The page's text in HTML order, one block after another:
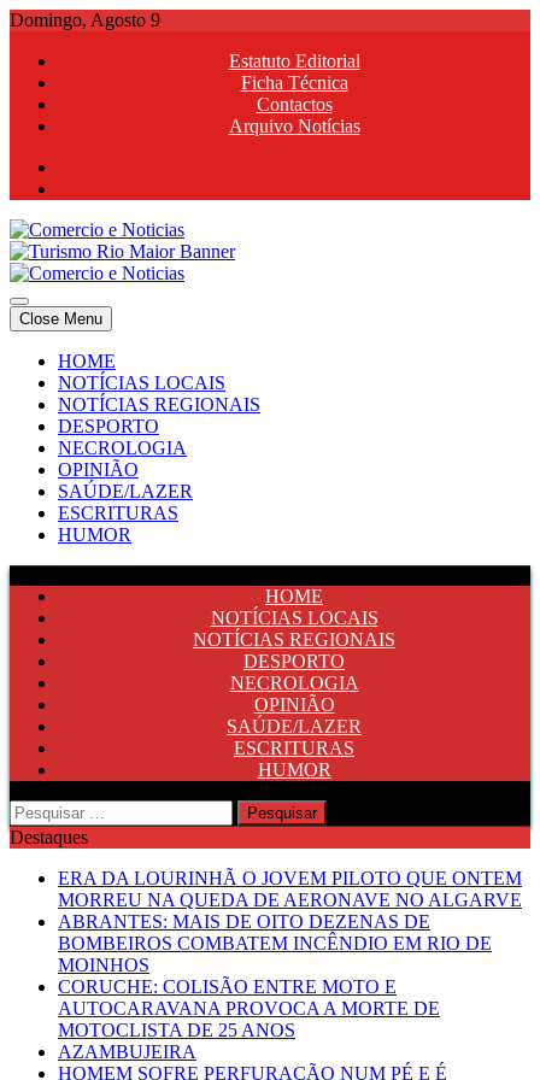
Skip
content
Domingo, Agosto 9
Estatuto Editorial
Ficha Técnica
Contactos
Arquivo Notícias
Comercio e Noticias
Notícias e Publicidade Online
Comercio e Noticias
Notícias e Publicidade Online
Close Menu
HOME
NOTÍCIAS LOCAIS
NOTÍCIAS REGIONAIS
DESPORTO
NECROLOGIA
OPINIÃO
SAÚDE/LAZER
ESCRITURAS
HUMOR
HOME
NOTÍCIAS LOCAIS
NOTÍCIAS REGIONAIS
DESPORTO
NECROLOGIA
OPINIÃO
SAÚDE/LAZER
ESCRITURAS
HUMOR
Pesquisar
por:
Destaques
ERA DA LOURINHÃ O JOVEM PILOTO QUE ONTEM
MORREU NA QUEDA DE AERONAVE NO ALGARVE
ABRANTES: MAIS DE OITO DEZENAS DE
BOMBEIROS COMBATEM INCÊNDIO EM RIO DE
MOINHOS
CORUCHE: COLISÃO ENTRE MOTO E
AUTOCARAVANA PROVOCA A MORTE DE
MOTOCLISTA DE 25 ANOS
AZAMBUJEIRA
HOMEM SOFRE PERFURAÇÃO NUM PÉ E É